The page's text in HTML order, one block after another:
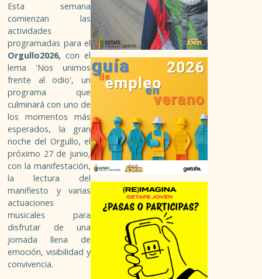
ASESORÍAS
CARNÉS JUVENILES
FORMACIÓN TIEMPO LIBRE
GARANTÍA JUVENIL
PUBLICACIONES
PROYECTOS CENTRALES
PARTICIPACIÓN
ASOCIACIONISMO
ASOCIACIONES DE GETAFE
Esta semana
comienzan las
actividades
programadas para el
Orgullo2026, con el
lema 'Nos unimos
frente al odio', un
programa que
culminará con uno de
los momentos más
esperados, la gran
noche del Orgullo, el
próximo 27 de junio,
con la manifestación,
la lectura del
manifiesto y varias
actuaciones
musicales para
disfrutar de una
jornada llena de
emoción, visibilidad y
convivencia.